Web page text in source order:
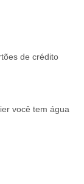
de crédito
você tem água